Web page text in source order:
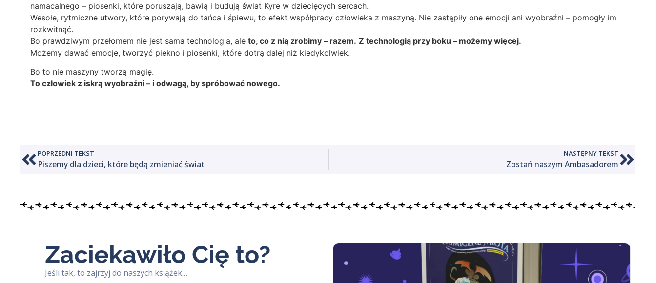
namacalnego – piosenki, które poruszają, bawią i budują świat Kyre w dziecięcych sercach.
Wesołe, rytmiczne utwory, które porywają do tańca i śpiewu, to efekt współpracy człowieka z maszyną. Nie zastąpiły one emocji ani wyobraźni – pomogły im
rozkwitnąć.
Bo prawdziwym przełomem nie jest sama technologia, ale to, co z nią zrobimy – razem. Z technologią przy boku – możemy więcej.
Możemy dawać emocje, tworzyć piękno i piosenki, które dotrą dalej niż kiedykolwiek.
Bo to nie maszyny tworzą magię.
To człowiek z iskrą wyobraźni – i odwagą, by spróbować nowego.
POPRZEDNI TEKST
Piszemy dla dzieci, które będą zmieniać świat
NASTĘPNY TEKST
Zostań naszym Ambasadorem
Zaciekawiło Cię to?
Jeśli tak, to zajrzyj do naszych książek…